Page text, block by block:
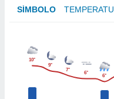
no
abono
SÍMBOLO
10°
9°
7°
6°
6°